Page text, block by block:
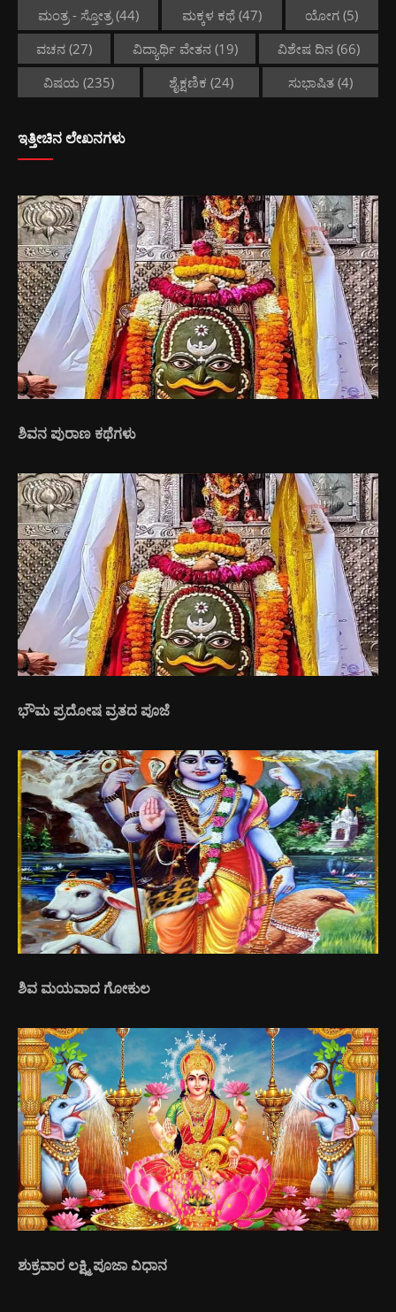
ಮಂತ್ರ - ಸ್ತೋತ್ರ(44) ಮಕ್ಕಳ ಕಥೆ(47) ಯೋಗ (5)
ವಚನ(27) ವಿದ್ಯಾರ್ಥಿ ವೇತನ(19) ವಿಶೇಷ ದಿನ (66)
ವಿಷಯ (235) ಶೈಕ್ಷಣಿಕ (24) ಸುಭಾಷಿತ (4)
ಇತ್ತೀಚಿನ ಲೇಖನಗಳು
ಶಿವನ ಪುರಾಣ ಕಥೆಗಳು
ಭೌಮ ಪ್ರದೋಷ ವ್ರತದ ಪೂಜೆ
ಶಿವ ಮಯವಾದ ಗೋಕುಲ
ಶುಕ್ರವಾರ ಲಕ್ಷ್ಮಿ ಪೂಜಾ ವಿಧಾನ